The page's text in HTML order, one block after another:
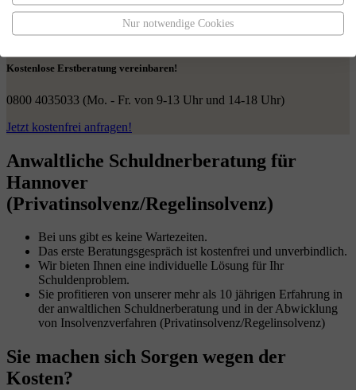
von K.M.
Kostenlose Erstberatung vereinbaren!
0800 4035033 (Mo. - Fr. von 9-13 Uhr und 14-18 Uhr)
Jetzt kostenfrei anfragen!
Anwaltliche Schuldnerberatung für
Hannover
(Privatinsolvenz/Regelinsolvenz)
Bei uns gibt es keine Wartezeiten.
Das erste Beratungsgespräch ist kostenfrei und unverbindlich.
Wir bieten Ihnen eine individuelle Lösung für Ihr
Schuldenproblem.
Sie profitieren von unserer mehr als 10 jährigen Erfahrung in
der anwaltlichen Schuldnerberatung und in der Abwicklung
von Insolvenzverfahren (Privatinsolvenz/Regelinsolvenz)
Sie machen sich Sorgen wegen der
Kosten?
Nur notwendige Cookies